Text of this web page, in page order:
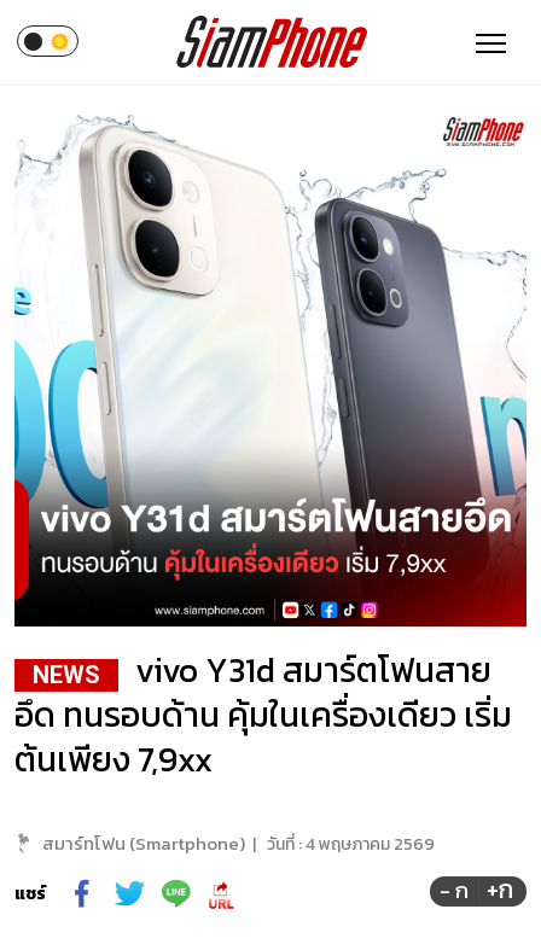
NEWS
vivo Y31d สมาร์ตโฟนสาย
อึด ทนรอบด้าน คุ้มในเครื่องเดียว เริ่ม
ต้นเพียง 7,9xx
สมาร์ทโฟน (Smartphone) | วันที่ :4 พฤษภาคม 2569
แชร์
- ก +ก